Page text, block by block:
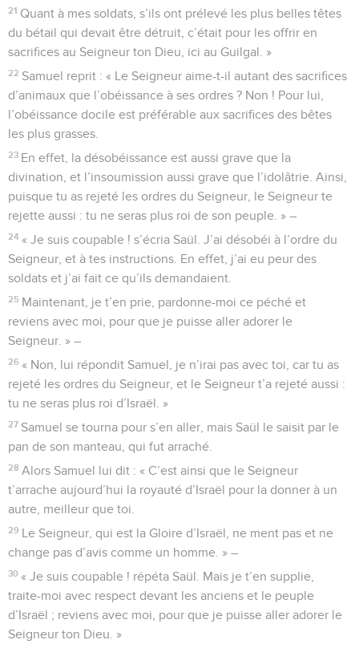
21 Quant à mes soldats, s’ils ont prélevé les plus belles têtes
du bétail qui devait être détruit, c’était pour les offrir en
sacrifices au Seigneur ton Dieu, ici au Guilgal. »
22 Samuel reprit : « Le Seigneur aime-t-il autant des sacrifices
d’animaux que l’obéissance à ses ordres ? Non ! Pour lui,
l’obéissance docile est préférable aux sacrifices des bêtes
les plus grasses.
23 En effet, la désobéissance est aussi grave que la
divination, et l’insoumission aussi grave que l’idolâtrie. Ainsi,
puisque tu as rejeté les ordres du Seigneur, le Seigneur te
rejette aussi : tu ne seras plus roi de son peuple. » –
24 « Je suis coupable ! s’écria Saül. J’ai désobéi à l’ordre du
Seigneur, et à tes instructions. En effet, j’ai eu peur des
soldats et j’ai fait ce qu’ils demandaient.
25 Maintenant, je t’en prie, pardonne-moi ce péché et
reviens avec moi, pour que je puisse aller adorer le
Seigneur. » –
26 « Non, lui répondit Samuel, je n’irai pas avec toi, car tu as
rejeté les ordres du Seigneur, et le Seigneur t’a rejeté aussi :
tu ne seras plus roi d’Israël. »
27 Samuel se tourna pour s’en aller, mais Saül le saisit par le
pan de son manteau, qui fut arraché.
28 Alors Samuel lui dit : « C’est ainsi que le Seigneur
t’arrache aujourd’hui la royauté d’Israël pour la donner à un
autre, meilleur que toi.
29 Le Seigneur, qui est la Gloire d’Israël, ne ment pas et ne
change pas d’avis comme un homme. » –
30 « Je suis coupable ! répéta Saül. Mais je t’en supplie,
traite-moi avec respect devant les anciens et le peuple
d’Israël ; reviens avec moi, pour que je puisse aller adorer le
Seigneur ton Dieu. »